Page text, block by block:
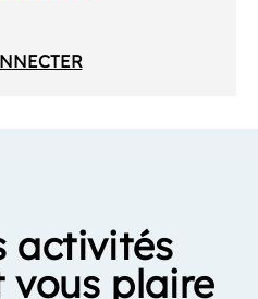
activités
vous plaire